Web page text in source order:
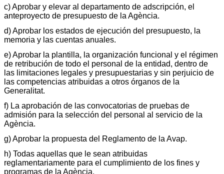
c) Aprobar y elevar al departamento de adscripción, el
anteproyecto de presupuesto de la Agència.
d) Aprobar los estados de ejecución del presupuesto, la
memoria y las cuentas anuales.
e) Aprobar la plantilla, la organización funcional y el régimen
de retribución de todo el personal de la entidad, dentro de
las limitaciones legales y presupuestarias y sin perjuicio de
las competencias atribuidas a otros órganos de la
Generalitat.
f) La aprobación de las convocatorias de pruebas de
admisión para la selección del personal al servicio de la
Agència.
g) Aprobar la propuesta del Reglamento de la Avap.
h) Todas aquellas que le sean atribuidas
reglamentariamente para el cumplimiento de los fines y
programas de la Agència.